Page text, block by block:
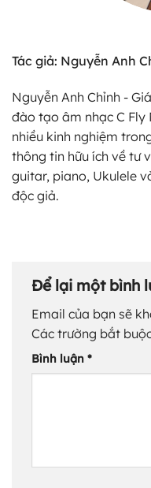
Tác giả: Nguyễn Anh
Nguyễn Anh Chỉnh -
đào tạo âm nhạc C Fly
nhiều kinh nghiệm
thông tin hữu ích về tư
guitar, piano, Ukulele
độc giả.
Để lại một bình
Email của bạn sẽ
Các trường bắt
Bình luận *